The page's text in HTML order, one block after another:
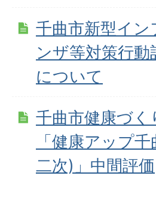
千曲市新型イン
ンザ等対策行動
について
千曲市健康づく
「健康アップ
二次)」中間評価